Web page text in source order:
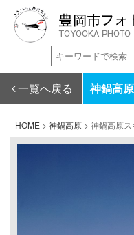
一覧へ戻る 神鍋高
HOME > 神鍋高原 > 神鍋高原ス